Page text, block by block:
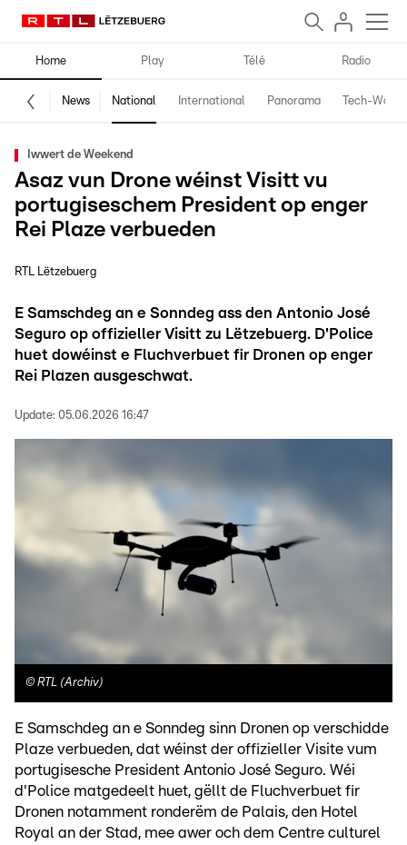
Home Play Télé Radio
News National International Panorama Tech-World
Iwwert de Weekend
Asaz vun Drone wéinst Visitt vu
portugiseschem President op enger
Rei Plaze verbueden
RTL Lëtzebuerg
E Samschdeg an e Sonndeg ass den Antonio José
Seguro op offizieller Visitt zu Lëtzebuerg. D'Police
huet dowéinst e Fluchverbuet fir Dronen op enger
Rei Plazen ausgeschwat.
Update: 05.06.2026 16:47
© RTL (Archiv)
E Samschdeg an e Sonndeg sinn Dronen op verschidde
Plaze verbueden, dat wéinst der offizieller Visite vum
portugisesche President Antonio José Seguro. Wéi
d'Police matgedeelt huet, gëllt de Fluchverbuet fir
Dronen notamment ronderëm de Palais, den Hotel
Royal an der Stad, mee awer och dem Centre culturel